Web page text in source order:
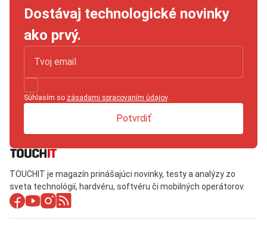
Dostávaj technologické novinky
ako prvý.
Súhlasím so zásadami spracovaním údajov.
Potvrdiť
TOUCHIT je magazín prinášajúci novinky, testy a analýzy zo
sveta technológií, hardvéru, softvéru či mobilných operátorov.